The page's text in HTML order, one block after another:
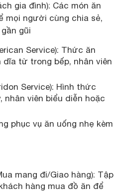
gia đình): Các món ăn
người cùng chia sẻ,
gũi
Service): Thức ăn
từ trong bếp, nhân viên
Service): Hình thức
nhân viên biểu diễn hoặc
phục vụ ăn uống nhẹ kèm
mang đi/Giao hàng): Tập
hàng mua đồ ăn để